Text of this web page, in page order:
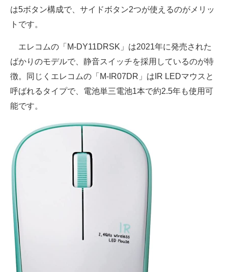
は5ボタン構成で、サイドボタン2つが使えるのがメリッ
トです。
エレコムの「M-DY11DRSK」は2021年に発売された
ばかりのモデルで、静音スイッチを採用しているのが特
徴。同じくエレコムの「M-IR07DR」はIR LEDマウスと
呼ばれるタイプで、電池単三電池1本で約2.5年も使用可
能です。